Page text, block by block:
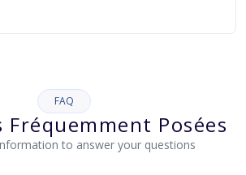
FAQ
Fréquemment Posées
to answer your questions